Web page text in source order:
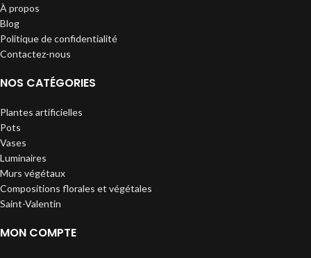
À propos
Blog
Politique de confidentialité
Contactez-nous
NOS CATÉGORIES
Plantes artificielles
Pots
Vases
Luminaires
Murs végétaux
Compositions florales et végétales
Saint-Valentin
MON COMPTE